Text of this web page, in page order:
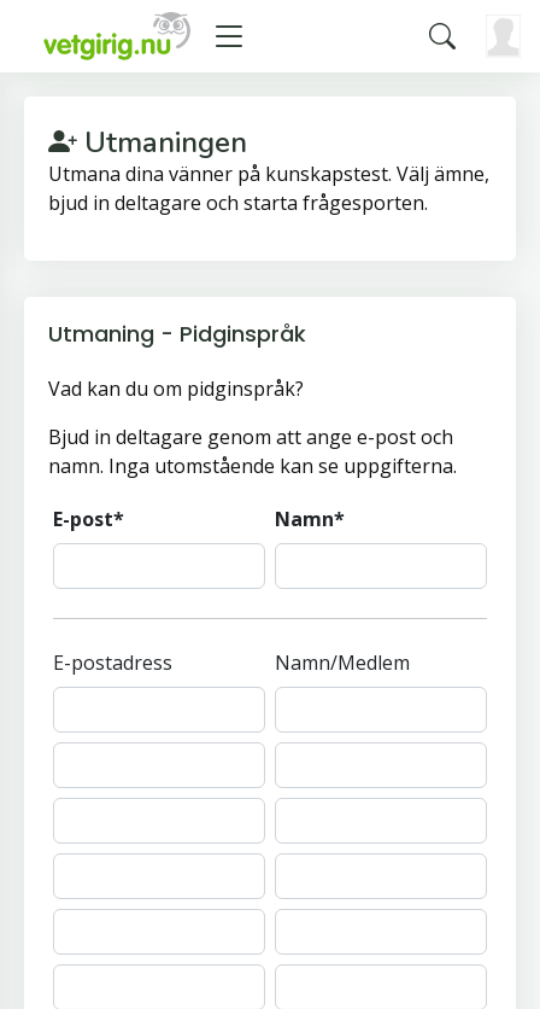
Utmaningen
Utmana dina vänner på kunskapstest. Välj ämne,
bjud in deltagare och starta frågesporten.
Utmaning - Pidginspråk
Vad kan du om pidginspråk?
Bjud in deltagare genom att ange e-post och
namn. Inga utomstående kan se uppgifterna.
E-post*
Namn*
E-postadress Namn/Medlem